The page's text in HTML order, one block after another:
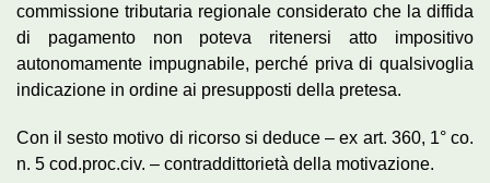
commissione tributaria regionale considerato che la diffida
di pagamento non poteva ritenersi atto impositivo
autonomamente impugnabile, perché priva di qualsivoglia
indicazione in ordine ai presupposti della pretesa.
Con il sesto motivo di ricorso si deduce – ex art. 360, 1° co.
n. 5 cod.proc.civ. – contraddittorietà della motivazione.